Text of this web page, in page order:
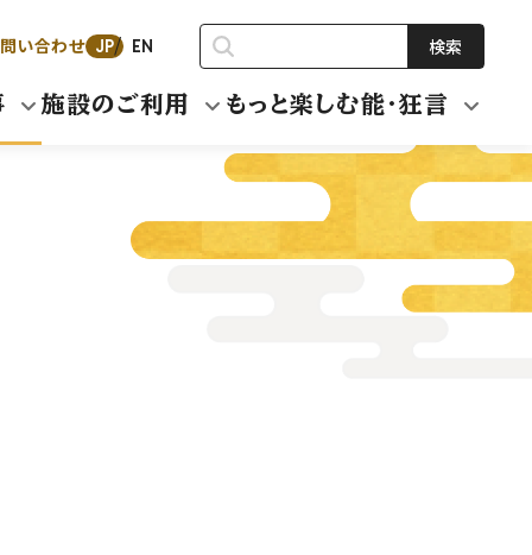
い合わせ JP EN 検索
施設のご利用 もっと楽しむ能・狂言